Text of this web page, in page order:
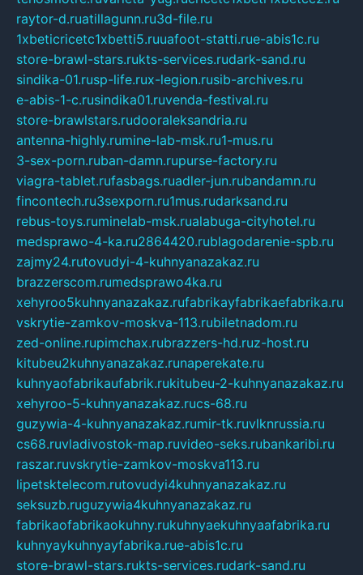
raytor-d.ruatillagunn.ru3d-file.ru
1xbeticricetc1xbetti5.ruuafoot-statti.rue-abis1c.ru
store-brawl-stars.rukts-services.rudark-sand.ru
sindika-01.rusp-life.rux-legion.rusib-archives.ru
e-abis-1-c.rusindika01.ruvenda-festival.ru
store-brawlstars.rudooraleksandria.ru
antenna-highly.rumine-lab-msk.ru1-mus.ru
3-sex-porn.ruban-damn.rupurse-factory.ru
viagra-tablet.rufasbags.ruadler-jun.rubandamn.ru
fincontech.ru3sexporn.ru1mus.rudarksand.ru
rebus-toys.ruminelab-msk.rualabuga-cityhotel.ru
medsprawo-4-ka.ru2864420.rublagodarenie-spb.ru
zajmy24.rutovudyi-4-kuhnyanazakaz.ru
brazzerscom.rumedsprawo4ka.ru
xehyroo5kuhnyanazakaz.rufabrikayfabrikaefabrika.ru
vskrytie-zamkov-moskva-113.rubiletnadom.ru
zed-online.rupimchax.rubrazzers-hd.ruz-host.ru
kitubeu2kuhnyanazakaz.runaperekate.ru
kuhnyaofabrikaufabrik.rukitubeu-2-kuhnyanazakaz.ru
xehyroo-5-kuhnyanazakaz.rucs-68.ru
guzywia-4-kuhnyanazakaz.rumir-tk.ruvlknrussia.ru
cs68.ruvladivostok-map.ruvideo-seks.rubankaribi.ru
raszar.ruvskrytie-zamkov-moskva113.ru
lipetsktelecom.rutovudyi4kuhnyanazakaz.ru
seksuzb.ruguzywia4kuhnyanazakaz.ru
fabrikaofabrikaokuhny.rukuhnyaekuhnyaafabrika.ru
kuhnyaykuhnyayfabrika.rue-abis1c.ru
store-brawl-stars.rukts-services.rudark-sand.ru